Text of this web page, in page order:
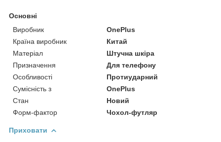
Основні
Виробник
OnePlus
Країна виробник
Китай
Матеріал
Штучна шкіра
Призначення
Для телефону
Особливості
Протиударний
Сумісність з
OnePlus
Стан
Новий
Форм-фактор
Чохол-футляр
Приховати